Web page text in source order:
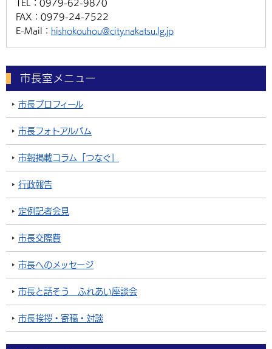
TEL： 0979-62-9870
FAX： 0979-24-7522
E-Mail： hishokouhou@city.nakatsu.lg.jp
市長室メニュー
市長プロフィール
市長フォトアルバム
市報掲載コラム「つなぐ」
行政報告
定例記者会見
市長交際費
市長へのメッセージ
市長と話そう ふれあい座談会
市長挨拶・寄稿・対談